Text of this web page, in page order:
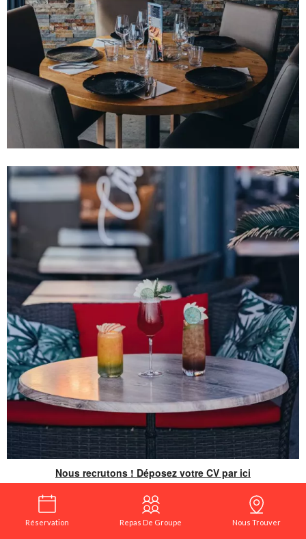
Nous recrutons ! Déposez votre CV par ici
Réservation Repas De Groupe Nous Trouver